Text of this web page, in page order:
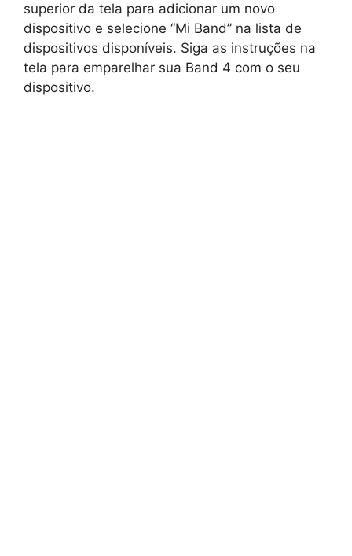
superior da tela para adicionar um novo
dispositivo e selecione “Mi Band” na lista de
dispositivos disponíveis. Siga as instruções na
tela para emparelhar sua Band 4 com o seu
dispositivo.